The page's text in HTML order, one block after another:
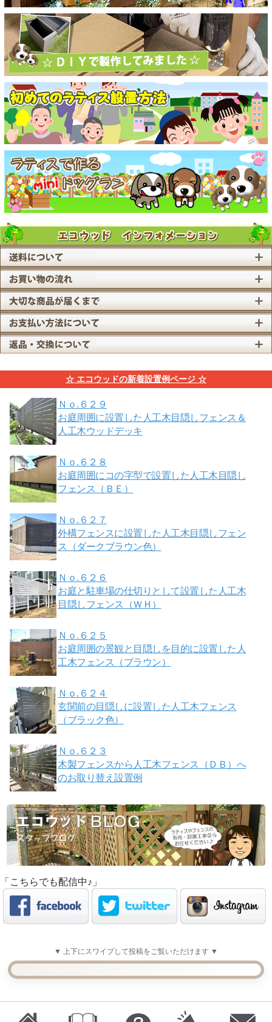
☆ エコウッドの新着設置例ページ ☆
Ｎｏ.６２９
お庭周囲に設置した人工木目隠しフェンス＆
人工木ウッドデッキ
Ｎｏ.６２８
お庭周囲にコの字型で設置した人工木目隠し
フェンス（ＢＥ）
Ｎｏ.６２７
外構フェンスに設置した人工木目隠しフェン
ス（ダークブラウン色）
Ｎｏ.６２６
お庭と駐車場の仕切りとして設置した人工木
目隠しフェンス（ＷＨ）
Ｎｏ.６２５
お庭周囲の景観と目隠しを目的に設置した人
工木フェンス（ブラウン）
Ｎｏ.６２４
玄関前の目隠しに設置した人工木フェンス
（ブラック色）
Ｎｏ.６２３
木製フェンスから人工木フェンス（ＤＢ）へ
のお取り替え設置例
「こちらでも配信中♪」
▼ 上下にスワイプして投稿をご覧いただけます ▼